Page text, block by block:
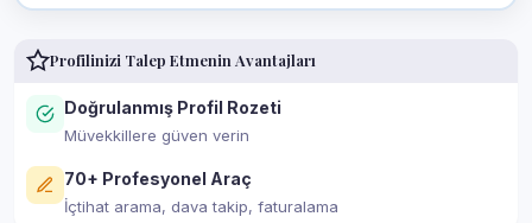
Profilinizi Talep Etmenin Avantajları
Doğrulanmış Profil Rozeti
Müvekkillere güven verin
70+ Profesyonel Araç
İçtihat arama, dava takip, faturalama